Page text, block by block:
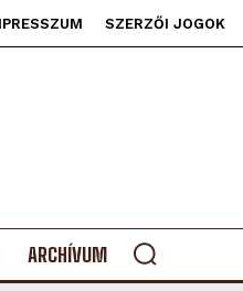
SZERZŐI JOGOK
ARCHÍVUM